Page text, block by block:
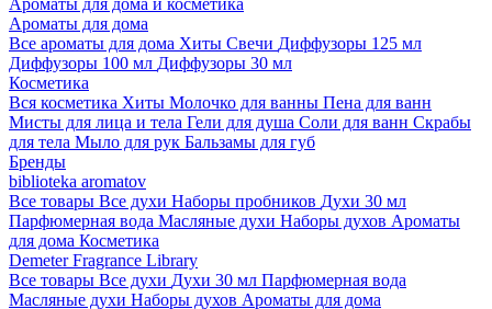
Ароматы для дома и косметика
Ароматы для дома
Все ароматы для дома Хиты Свечи Диффузоры 125 мл
Диффузоры 100 мл Диффузоры 30 мл
Косметика
Вся косметика Хиты Молочко для ванны Пена для ванн
Мисты для лица и тела Гели для душа Соли для ванн Скрабы
для тела Мыло для рук Бальзамы для губ
Бренды
biblioteka aromatov
Все товары Все духи Наборы пробников Духи 30 мл
Парфюмерная вода Масляные духи Наборы духов Ароматы
для дома Косметика
Demeter Fragrance Library
Все товары Все духи Духи 30 мл Парфюмерная вода
Масляные духи Наборы духов Ароматы для дома